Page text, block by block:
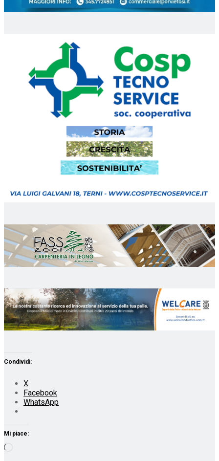
Condividi:
X
Facebook
WhatsApp
Mi piace: